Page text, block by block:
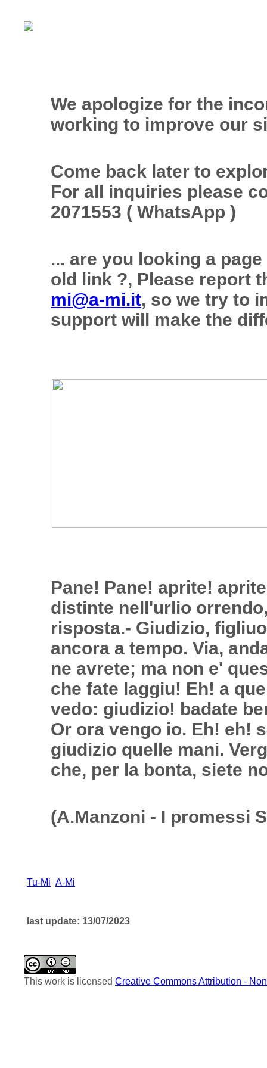
We apologize for the
working to improve our
Come back later to
For all inquiries please
2071553 ( WhatsApp )
... are you looking a
old link ?, Please report
mi@a-mi.it, so we try to
support will make the
Pane! Pane! aprite!
distinte nell'urlio
risposta.- Giudizio,
ancora a tempo. Via,
ne avrete; ma non e'
che fate laggiu! Eh! a
vedo: giudizio! badate
Or ora vengo io. Eh! eh!
giudizio quelle mani.
che, per la bonta, siete
(A.Manzoni - I promessi
Tu-Mi A-Mi
last update: 13/07/2023
This work is licensed Creative Commons Attribution -